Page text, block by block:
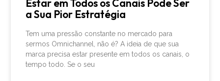
Estar em Todos os Canais Pode Ser
a Sua Pior Estratégia
Tem uma pressão constante no mercado para
sermos Omnichannel, não é? A ideia de que sua
marca precisa estar presente em todos os canais, o
tempo todo. Se o seu